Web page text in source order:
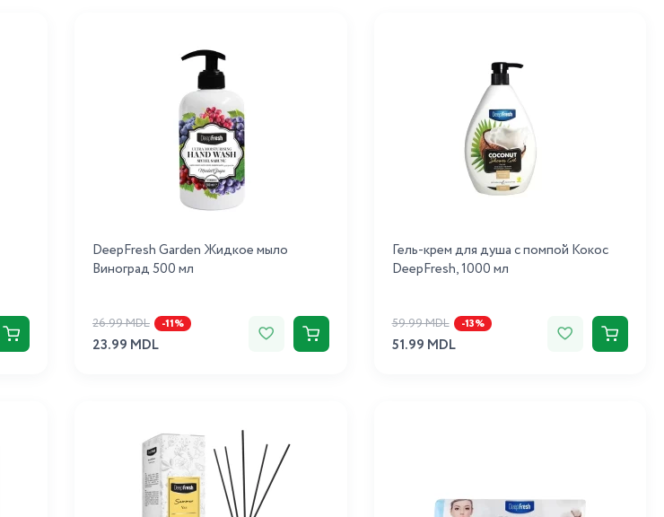
DeepFresh Garden Жидкое мыло
Виноград 500 мл
26.99 MDL -11%
23.99 MDL
Гель-крем для душа с помпой Кокос
DeepFresh, 1000 мл
59.99 MDL -13%
51.99 MDL